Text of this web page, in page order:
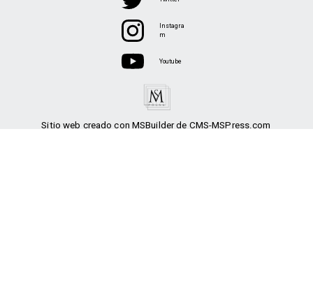
Sitio web creado con MSBuilder de CMS-MSPress.com
Instagra
m
Youtube